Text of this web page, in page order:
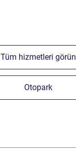
Tüm hizmetleri görün
Otopark